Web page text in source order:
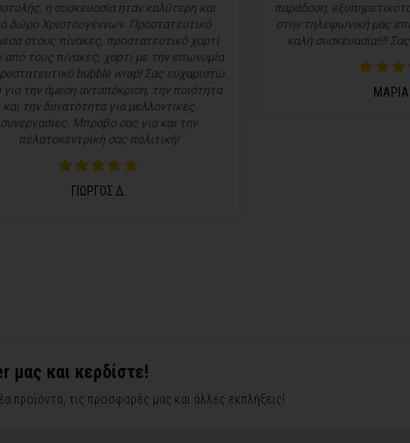
η συσκευασία ήταν καλύτερη και
δώρο Χριστουγέννων. Προστατευτικό
στους πίνακες, προστατευτικό χαρτί
τους πίνακες, χαρτί με την επωνυμία
bubble wrap! Σας ευχαριστώ
για την άμεση ανταπόκριση, την ποιότητα
και την δυνατότητα για μελλοντικές
συνεργασίες. Μπράβο σας για και την
πελατοκεντρική σας πολιτική!
ΓΙΩΡΓΟΣ Δ.
παράδοση,
στην τηλεφωνική μας
καλή συσκευασία!!!!
ΜΑΡΙΑ
μας και κερδίστε!
προϊόντα, τις προσφορές μας και άλλες εκπλήξεις!